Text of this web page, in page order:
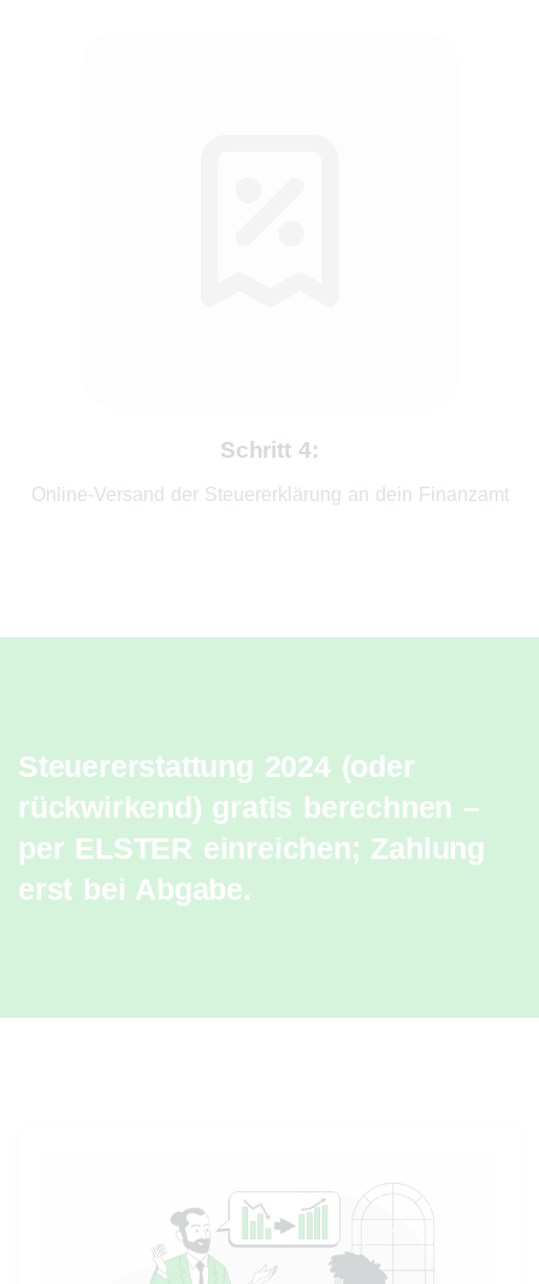
Schritt 4:
Online-Versand der Steuererklärung an dein Finanzamt
Steuererstattung 2024 (oder
rückwirkend) gratis berechnen –
per ELSTER einreichen; Zahlung
erst bei Abgabe.